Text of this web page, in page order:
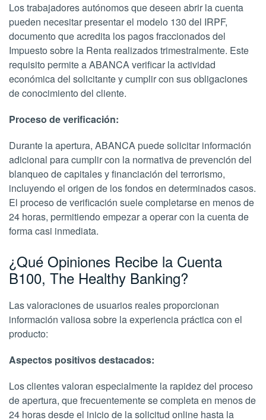
Los trabajadores autónomos que deseen abrir la cuenta
pueden necesitar presentar el modelo 130 del IRPF,
documento que acredita los pagos fraccionados del
Impuesto sobre la Renta realizados trimestralmente. Este
requisito permite a ABANCA verificar la actividad
económica del solicitante y cumplir con sus obligaciones
de conocimiento del cliente.
Proceso de verificación:
Durante la apertura, ABANCA puede solicitar información
adicional para cumplir con la normativa de prevención del
blanqueo de capitales y financiación del terrorismo,
incluyendo el origen de los fondos en determinados casos.
El proceso de verificación suele completarse en menos de
24 horas, permitiendo empezar a operar con la cuenta de
forma casi inmediata.
¿Qué Opiniones Recibe la Cuenta
B100, The Healthy Banking?
Las valoraciones de usuarios reales proporcionan
información valiosa sobre la experiencia práctica con el
producto:
Aspectos positivos destacados:
Los clientes valoran especialmente la rapidez del proceso
de apertura, que frecuentemente se completa en menos de
24 horas desde el inicio de la solicitud online hasta la